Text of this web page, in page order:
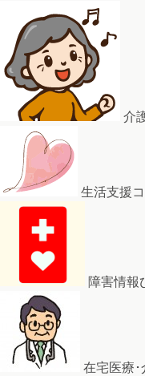
介
生活支援
障害情報
在宅医療･